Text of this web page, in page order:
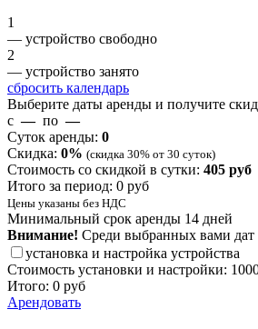
1
— устройство свободно
2
— устройство занято
сбросить календарь
Выберите даты аренды и получите
с — по —
Суток аренды: 0
Скидка: 0% (скидка 30% от 30 суток)
Стоимость со скидкой в сутки: 405 руб
Итого за период: 0 руб
Цены указаны без НДС
Минимальный срок аренды 14 дней
Внимание! Среди выбранных вами дат
установка и настройка устройства
Стоимость установки и настройки:
Итого: 0 руб
Арендовать